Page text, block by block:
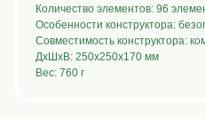
Количество элементов: 96
Особенности конструктора:
Совместимость конструктора:
ДxШxВ: 250x250x170 мм
Вес: 760 г